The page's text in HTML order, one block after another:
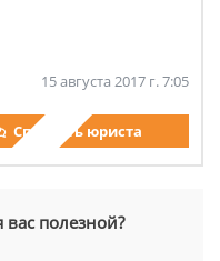
15 августа 2017 г. 7:05
Спросить юриста
вас полезной?